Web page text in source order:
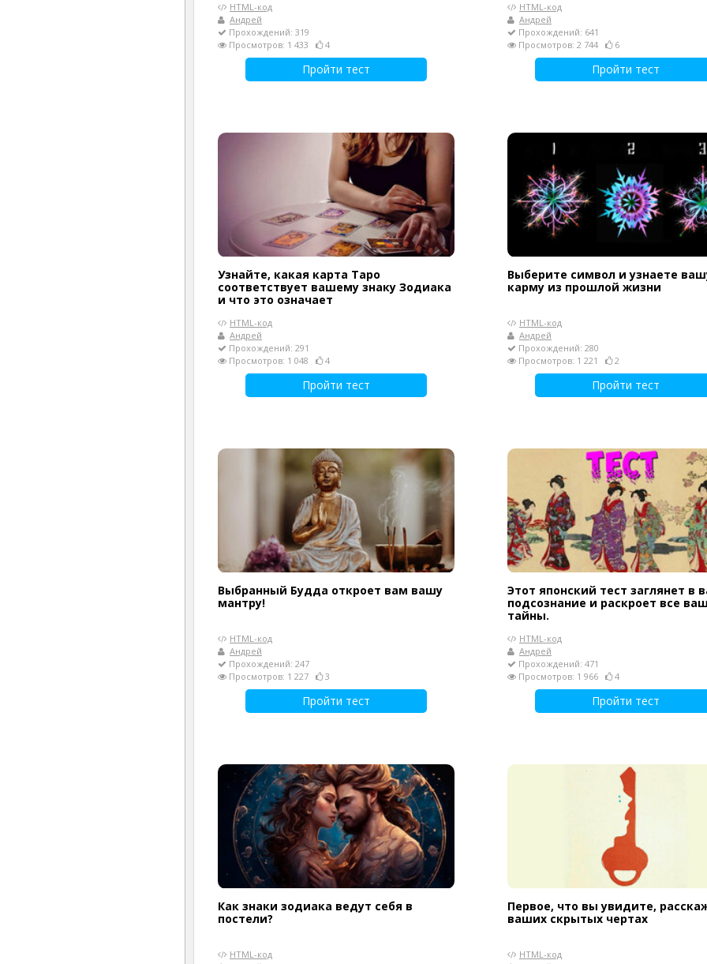
HTML-код
Андрей
Прохождений: 319
Просмотров: 1 433
4
Пройти тест
HTML-код
Андрей
Прохождений: 641
Просмотров: 2 744
6
Пройти тест
Узнайте, какая карта Таро
соответствует вашему знаку Зодиака
и что это означает
HTML-код
Андрей
Прохождений: 291
Просмотров: 1 048
4
Пройти тест
Выберите символ и узнаете
карму из прошлой жизни
HTML-код
Андрей
Прохождений: 280
Просмотров: 1 221
2
Пройти тест
Выбранный Будда откроет вам вашу
мантру!
HTML-код
Андрей
Прохождений: 247
Просмотров: 1 227
3
Пройти тест
Этот японский тест заглянет в
подсознание и раскроет все
тайны.
HTML-код
Андрей
Прохождений: 471
Просмотров: 1 966
4
Пройти тест
Как знаки зодиака ведут себя в
постели?
HTML-код
Первое, что вы увидите,
ваших скрытых чертах
HTML-код